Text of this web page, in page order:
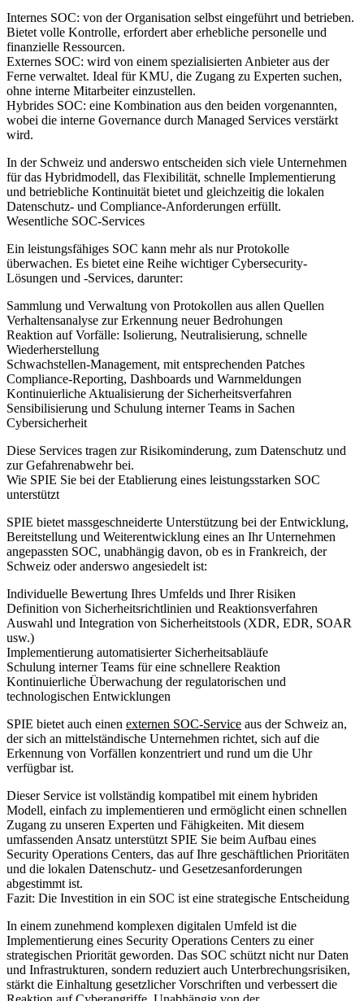
Internes SOC: von der Organisation selbst eingeführt und betrieben.
Bietet volle Kontrolle, erfordert aber erhebliche personelle und
finanzielle Ressourcen.
Externes SOC: wird von einem spezialisierten Anbieter aus der
Ferne verwaltet. Ideal für KMU, die Zugang zu Experten suchen,
ohne interne Mitarbeiter einzustellen.
Hybrides SOC: eine Kombination aus den beiden vorgenannten,
wobei die interne Governance durch Managed Services verstärkt
wird.
In der Schweiz und anderswo entscheiden sich viele Unternehmen
für das Hybridmodell, das Flexibilität, schnelle Implementierung
und betriebliche Kontinuität bietet und gleichzeitig die lokalen
Datenschutz- und Compliance-Anforderungen erfüllt.
Wesentliche SOC-Services
Ein leistungsfähiges SOC kann mehr als nur Protokolle
überwachen. Es bietet eine Reihe wichtiger Cybersecurity-
Lösungen und -Services, darunter:
Sammlung und Verwaltung von Protokollen aus allen Quellen
Verhaltensanalyse zur Erkennung neuer Bedrohungen
Reaktion auf Vorfälle: Isolierung, Neutralisierung, schnelle
Wiederherstellung
Schwachstellen-Management, mit entsprechenden Patches
Compliance-Reporting, Dashboards und Warnmeldungen
Kontinuierliche Aktualisierung der Sicherheitsverfahren
Sensibilisierung und Schulung interner Teams in Sachen
Cybersicherheit
Diese Services tragen zur Risikominderung, zum Datenschutz und
zur Gefahrenabwehr bei.
Wie SPIE Sie bei der Etablierung eines leistungsstarken SOC
unterstützt
SPIE bietet massgeschneiderte Unterstützung bei der Entwicklung,
Bereitstellung und Weiterentwicklung eines an Ihr Unternehmen
angepassten SOC, unabhängig davon, ob es in Frankreich, der
Schweiz oder anderswo angesiedelt ist:
Individuelle Bewertung Ihres Umfelds und Ihrer Risiken
Definition von Sicherheitsrichtlinien und Reaktionsverfahren
Auswahl und Integration von Sicherheitstools (XDR, EDR, SOAR
usw.)
Implementierung automatisierter Sicherheitsabläufe
Schulung interner Teams für eine schnellere Reaktion
Kontinuierliche Überwachung der regulatorischen und
technologischen Entwicklungen
SPIE bietet auch einen externen SOC-Service aus der Schweiz an,
der sich an mittelständische Unternehmen richtet, sich auf die
Erkennung von Vorfällen konzentriert und rund um die Uhr
verfügbar ist.
Dieser Service ist vollständig kompatibel mit einem hybriden
Modell, einfach zu implementieren und ermöglicht einen schnellen
Zugang zu unseren Experten und Fähigkeiten. Mit diesem
umfassenden Ansatz unterstützt SPIE Sie beim Aufbau eines
Security Operations Centers, das auf Ihre geschäftlichen Prioritäten
und die lokalen Datenschutz- und Gesetzesanforderungen
abgestimmt ist.
Fazit: Die Investition in ein SOC ist eine strategische Entscheidung
In einem zunehmend komplexen digitalen Umfeld ist die
Implementierung eines Security Operations Centers zu einer
strategischen Priorität geworden. Das SOC schützt nicht nur Daten
und Infrastrukturen, sondern reduziert auch Unterbrechungsrisiken,
stärkt die Einhaltung gesetzlicher Vorschriften und verbessert die